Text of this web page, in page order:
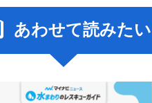
あわせて読みたい